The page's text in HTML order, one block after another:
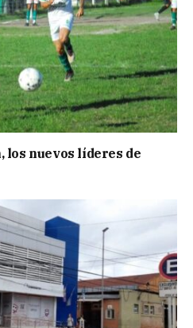
los nuevos líderes de